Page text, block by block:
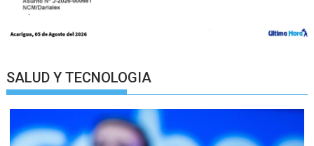
SALUD Y TECNOLOGIA